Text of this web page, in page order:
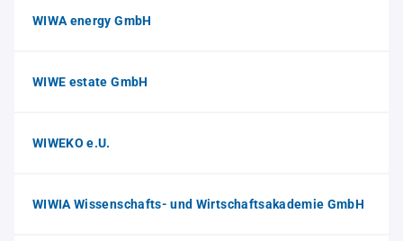
WIWA energy GmbH
WIWE estate GmbH
WIWEKO e.U.
WIWIA Wissenschafts- und Wirtschaftsakademie GmbH